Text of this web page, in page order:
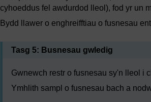
cyhoeddus fel awdurdod lleol), fod yr un
Bydd llawer o enghreifftiau o fusnesau
Tasg 5: Busnesau gwledig
Gwnewch restr o fusnesau sy'n lleol i
Ymhlith sampl o fusnesau bach a